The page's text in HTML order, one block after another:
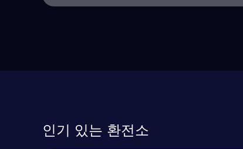
인기 있는 환전소